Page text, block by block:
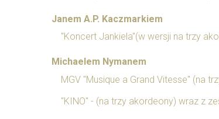
Janem A.P. Kaczmarkiem
"Koncert Jankiela"(w wersji na trzy
Michaelem Nymanem
MGV "Musique a Grand Vitesse" (na
"KINO" - (na trzy akordeony) wraz z